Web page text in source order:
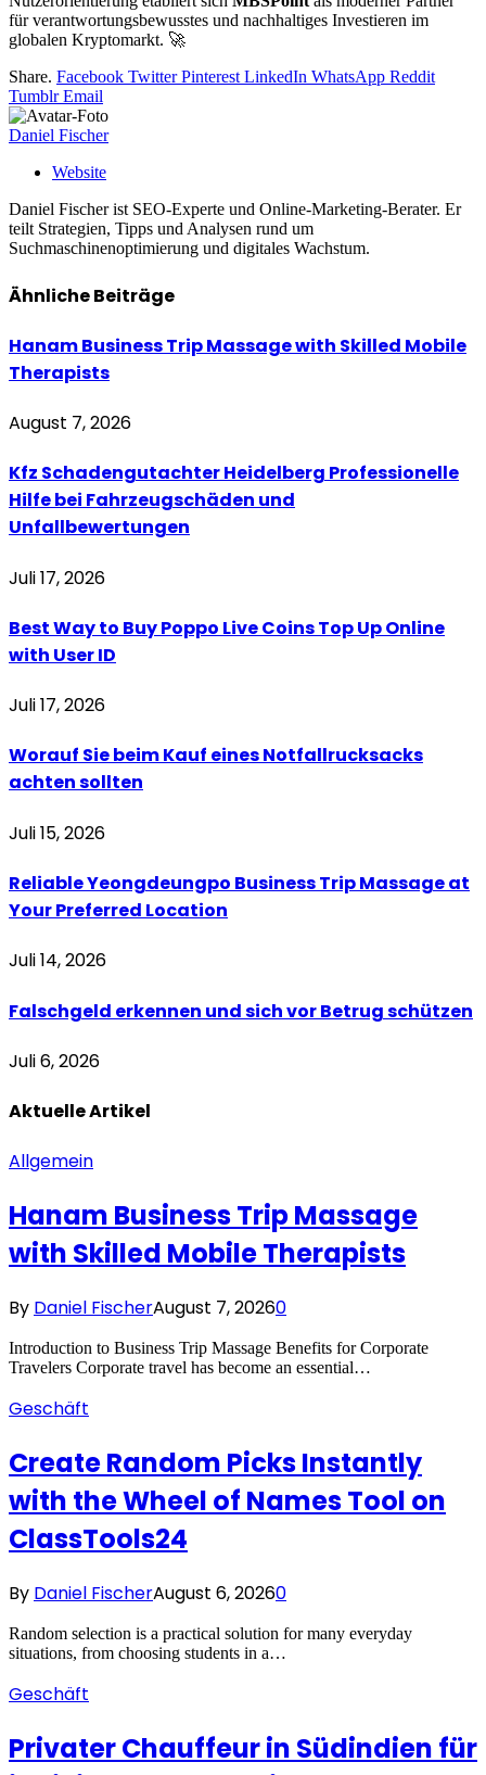
für verantwortungsbewusstes und nachhaltiges Investieren im
globalen Kryptomarkt. 🚀
Share. Facebook Twitter Pinterest LinkedIn WhatsApp Reddit
Tumblr Email
Daniel Fischer
Website
Daniel Fischer ist SEO-Experte und Online-Marketing-Berater. Er
teilt Strategien, Tipps und Analysen rund um
Suchmaschinenoptimierung und digitales Wachstum.
ÄhnlicheBeiträge
Hanam Business Trip Massage with Skilled Mobile
Therapists
August 7, 2026
Kfz Schadengutachter Heidelberg Professionelle
Hilfe bei Fahrzeugschäden und
Unfallbewertungen
Juli 17, 2026
Best Way to Buy Poppo Live Coins Top Up Online
with User ID
Juli 17, 2026
Worauf Sie beim Kauf eines Notfallrucksacks
achten sollten
Juli 15, 2026
Reliable Yeongdeungpo Business Trip Massage at
Your Preferred Location
Juli 14, 2026
Falschgeld erkennen und sich vor Betrug schützen
Juli 6, 2026
AktuelleArtikel
Allgemein
Hanam Business Trip Massage
with Skilled Mobile Therapists
By Daniel FischerAugust 7, 20260
Introduction to Business Trip Massage Benefits for Corporate
Travelers Corporate travel has become an essential…
Geschäft
Create Random Picks Instantly
with the Wheel of Names Tool on
ClassTools24
By Daniel FischerAugust 6, 20260
Random selection is a practical solution for many everyday
situations, from choosing students in a…
Geschäft
Privater Chauffeur in Südindien für